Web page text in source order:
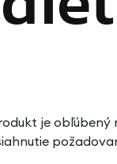
je obľúbený